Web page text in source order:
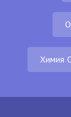
Химия